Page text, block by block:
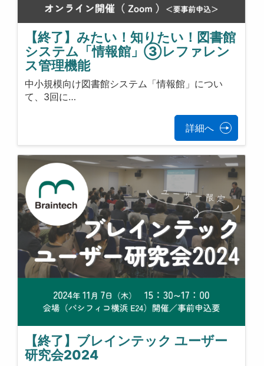
【終了】みたい！知りたい！図書館
システム「情報館」③レファレン
ス管理機能
中小規模向け図書館システム「情報館」につい
て、3回に…
詳細へ
【終了】ブレインテック ユーザー
研究会2024